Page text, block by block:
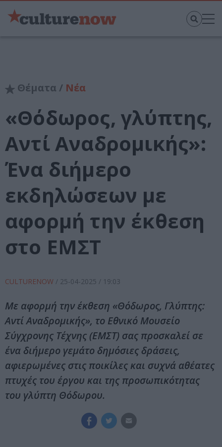
Θέματα / Νέα
«Θόδωρος, γλύπτης,
Αντί Αναδρομικής»:
Ένα διήμερο
εκδηλώσεων με
αφορμή την έκθεση
στο ΕΜΣΤ
CULTURENOW / 25-04-2025 / 19:03
Με αφορμή την έκθεση «Θόδωρος, Γλύπτης:
Αντί Αναδρομικής», το Εθνικό Μουσείο
Σύγχρονης Τέχνης (ΕΜΣΤ) σας προσκαλεί σε
ένα διήμερο γεμάτο δημόσιες δράσεις,
αφιερωμένες στις ποικίλες και συχνά αθέατες
πτυχές του έργου και της προσωπικότητας
του γλύπτη Θόδωρου.